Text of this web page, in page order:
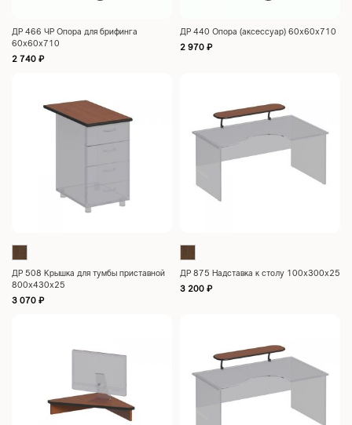
ДР 466 ЧР Опора для брифинга
60х60х710
2 740 ₽
ДР 440 Опора (аксессуар) 60х60х710
2 970 ₽
ДР 508 Крышка для тумбы приставной
800x430x25
3 070 ₽
ДР 875 Надставка к столу 100х300х25
3 200 ₽